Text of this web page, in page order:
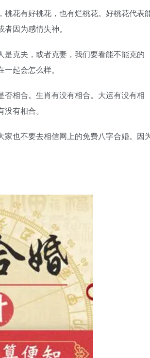
花有好桃花，也有烂桃花。好桃花代表
因为感情失神。
克夫，或者克妻，我们要看能不能克的
起会怎么样。
相合。生肖有没有相合。大运有没有相
有相合。
也不要去相信网上的免费八字合婚。因